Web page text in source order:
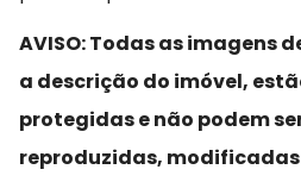
AVISO: Todas as imagens
a descrição do imóvel,
protegidas e não podem
reproduzidas,